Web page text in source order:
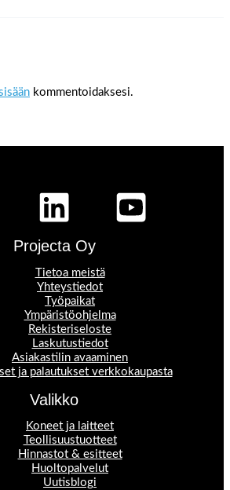
kommentoidaksesi.
Projecta Oy
Tietoa meistä
Yhteystiedot
Työpaikat
Ympäristöohjelma
Rekisteriseloste
Laskutustiedot
Asiakastilin avaaminen
ja palautukset verkkokaupasta
Valikko
Koneet ja laitteet
Teollisuustuotteet
Hinnastot & esitteet
Huoltopalvelut
Uutisblogi